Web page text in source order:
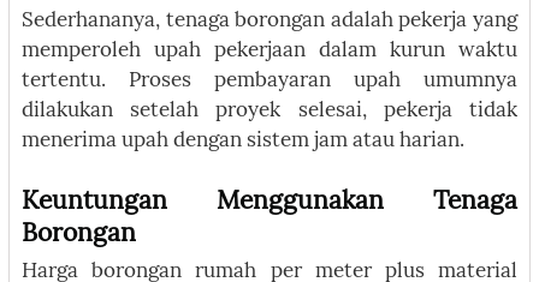
Sederhananya, tenaga borongan adalah pekerja yang
memperoleh upah pekerjaan dalam kurun waktu
tertentu. Proses pembayaran upah umumnya
dilakukan setelah proyek selesai, pekerja tidak
menerima upah dengan sistem jam atau harian.
Keuntungan Menggunakan Tenaga
Borongan
Harga borongan rumah per meter plus material